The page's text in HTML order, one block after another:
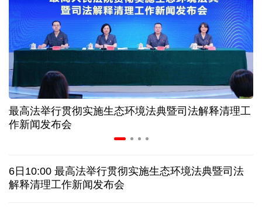
服贸会进入倒计时一个月 180余项创新成果将发布
非必要不乱花 医保个人账户里的钱如何用在刀刃上
"校园贷"换上"新马甲" 警惕暑假期间网络消费陷阱
2026暑期档票房破85亿 已连续30天单日票房破亿
沙特一沙发工厂发生火灾 致16名孟加拉国工人死亡
最高法举行贯彻实施生态环境法典暨司法解释清理工
作新闻发布会
6日10:00 最高法举行贯彻实施生态环境法典暨司法
解释清理工作新闻发布会